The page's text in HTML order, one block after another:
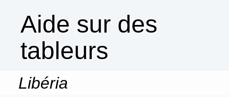
Aide sur des
tableurs
Libéria